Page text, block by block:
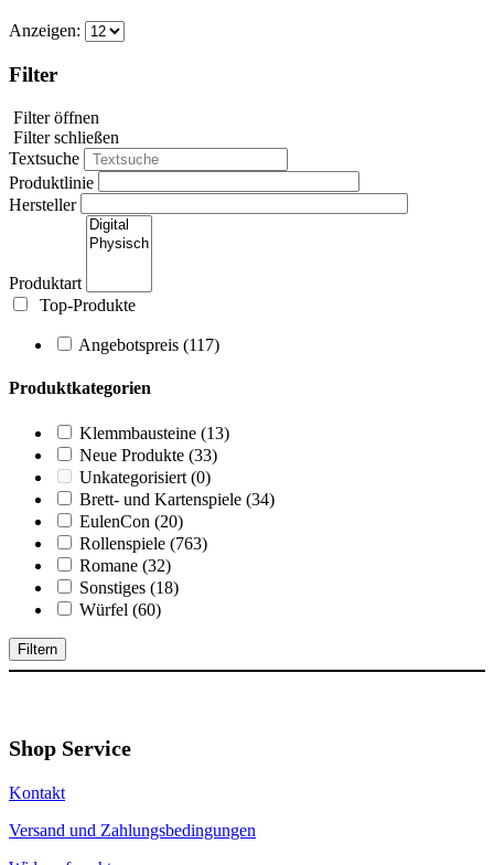
Anzeigen:
Filter
Filter öffnen
Filter schließen
Textsuche
Produktlinie
Hersteller
Produktart
Top-Produkte
Angebotspreis (117)
Produktkategorien
Klemmbausteine (13)
Neue Produkte (33)
Unkategorisiert (0)
Brett- und Kartenspiele (34)
EulenCon (20)
Rollenspiele (763)
Romane (32)
Sonstiges (18)
Würfel (60)
Filtern
Shop Service
Kontakt
Versand und Zahlungsbedingungen